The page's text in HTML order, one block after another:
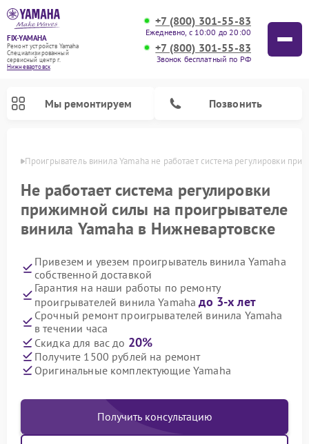
FIX-YAMAHA
Ремонт устройств Yamaha
Специализированный
cервисный центр г.
Нижневартовск
+7 (800) 301-55-83
Ежедневно, с 10:00 до 20:00
+7 (800) 301-55-83
Звонок бесплатный по РФ
Мы ремонтируем Позвонить
Проигрыватель винила Yamaha не работает система регулировки
Не работает система регулировки
прижимной силы на проигрывателе
винила Yamaha в Нижневартовске
Привезем и увезем проигрыватель винила Yamaha
собственной доставкой
Гарантия на наши работы по ремонту
проигрывателей винила Yamahaдо 3-х лет
Срочный ремонт проигрывателей винила Yamaha
в течении часа
Скидка для вас до 20%
Получите 1500 рублей на ремонт
Оригинальные комплектующие Yamaha
Получить консультацию